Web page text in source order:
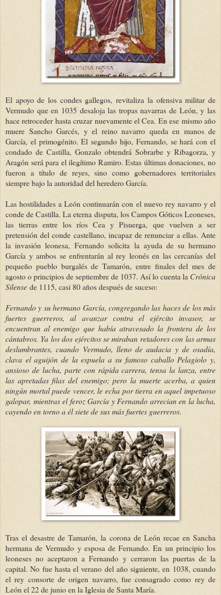
El apoyo de los condes gallegos, revitaliza la ofensiva militar de
Vermudo que en 1035 desaloja las tropas navarras de León, y las
hace retroceder hasta cruzar nuevamente el Cea. En ese mismo año
muere Sancho Garcés, y el reino navarro queda en manos de
García, el primogénito. El segundo hijo, Fernando, se hará con el
condado de Castilla, Gonzalo obtendrá Sobrarbe y Ribagorza, y
Aragón será para el ilegítimo Ramiro. Estas últimas donaciones, no
fueron a título de reyes, sino como gobernadores territoriales
siempre bajo la autoridad del heredero García.
Las hostilidades a León continuarán con el nuevo rey navarro y el
conde de Castilla. La eterna disputa, los Campos Góticos Leoneses,
las tierras entre los ríos Cea y Pisuerga, que vuelven a ser
pretensión del conde castellano, incapaz de renunciar a ellas. Ante
la invasión leonesa, Fernando solicita la ayuda de su hermano
García y ambos se enfrentarán al rey leonés en las cercanías del
pequeño pueblo burgalés de Tamarón, entre finales del mes de
agosto o principios de septiembre de 1037. Así lo cuenta la Crónica
Silense de 1115, casi 80 años después de suceso:
Fernando y su hermano García, congregando las haces de los más
fuertes guerreros, al avanzar contra el ejército invasor, se
encuentran al enemigo que había atravesado la frontera de los
cántabros. Ya los dos ejércitos se miraban retadores con las armas
deslumbrantes, cuando Vermudo, lleno de audacia y de osadía,
clava el aguijón de la espuela a su famoso caballo Pelagiolo y,
ansioso de lucha, parte con rápida carrera, tensa la lanza, entre
las apretadas filas del enemigo; pero la muerte acerba, a quien
ningún mortal puede vencer, le echa por tierra en aquel impetuoso
galopar, mientras el feroz García y Fernando arrecian en la lucha,
cayendo en torno a él siete de sus más fuertes guerreros.
Tras el desastre de Tamarón, la corona de León recae en Sancha
hermana de Vermudo y esposa de Fernando. En un principio los
leoneses no aceptaron a Fernando y cerraron las puertas de la
capital. No fue hasta el verano del año siguiente, en 1038, cuando
el rey consorte de origen navarro, fue consagrado como rey de
León el 22 de junio en la Iglesia de Santa María.